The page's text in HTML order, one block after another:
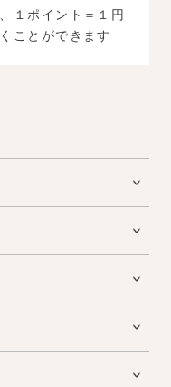
１ポイント＝１円
ことができます